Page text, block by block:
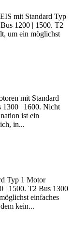
mit Standard Typ
1200 | 1500. T2
um ein möglichst
mit Standard
1300 | 1600. Nicht
ist ein
in...
Typ 1 Motor
| 1500. T2 Bus 1300
einfaches
kein...